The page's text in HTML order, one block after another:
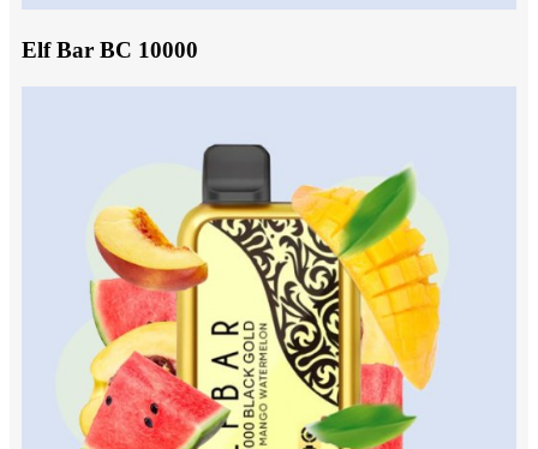
Elf Bar BC 10000